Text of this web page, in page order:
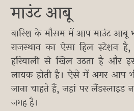
माउंट आबू
बारिश के मौसम में आप माउंट आबू
राजस्थान का ऐसा हिल स्टेशन
हरियाली से खिल उठता है और
लायक होती है। ऐसे में अगर आप
जाना चाहते हैं, जहां पर लैंडस्लाइड
जगह है।